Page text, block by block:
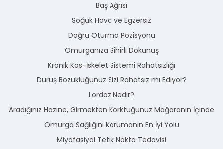
Baş Ağrısı
Soğuk Hava ve Egzersiz
Doğru Oturma Pozisyonu
Omurganıza Sihirli Dokunuş
Kronik Kas-İskelet Sistemi Rahatsızlığı
Duruş Bozukluğunuz Sizi Rahatsız mı Ediyor?
Lordoz Nedir?
Aradığınız Hazine, Girmekten Korktuğunuz Mağaranın İçinde
Omurga Sağlığını Korumanın En İyi Yolu
Miyofasiyal Tetik Nokta Tedavisi